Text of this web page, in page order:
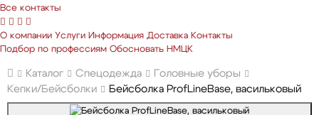
Все контакты
О компании Услуги Информация Доставка Контакты
Подбор по профессиям Обосновать НМЦК
Каталог Спецодежда
Головные уборы
Кепки/Бейсболки
Бейсболка ProfLineBase, васильковый